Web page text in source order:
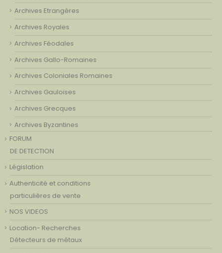
Archives Etrangères
Archives Royales
Archives Féodales
Archives Gallo-Romaines
Archives Coloniales Romaines
Archives Gauloises
Archives Grecques
Archives Byzantines
FORUM
DE DETECTION
Législation
Authenticité et conditions
particulières de vente
NOS VIDEOS
Location- Recherches
Détecteurs de métaux